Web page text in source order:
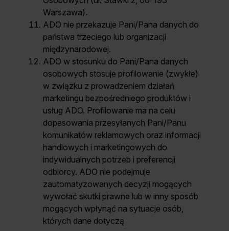
Warszawa).
ADO nie przekazuje Pani/Pana danych do
państwa trzeciego lub organizacji
międzynarodowej.
ADO w stosunku do Pani/Pana danych
osobowych stosuje profilowanie (zwykłe)
w związku z prowadzeniem działań
marketingu bezpośredniego produktów i
usług ADO. Profilowanie ma na celu
dopasowania przesyłanych Pani/Panu
komunikatów reklamowych oraz informacji
handlowych i marketingowych do
indywidualnych potrzeb i preferencji
odbiorcy. ADO nie podejmuje
zautomatyzowanych decyzji mogących
wywołać skutki prawne lub w inny sposób
mogących wpłynąć na sytuacje osób,
których dane dotyczą